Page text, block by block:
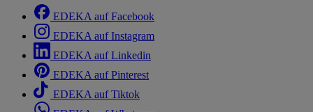
EDEKA auf Facebook
EDEKA auf Instagram
EDEKA auf Linkedin
EDEKA auf Pinterest
EDEKA auf Tiktok